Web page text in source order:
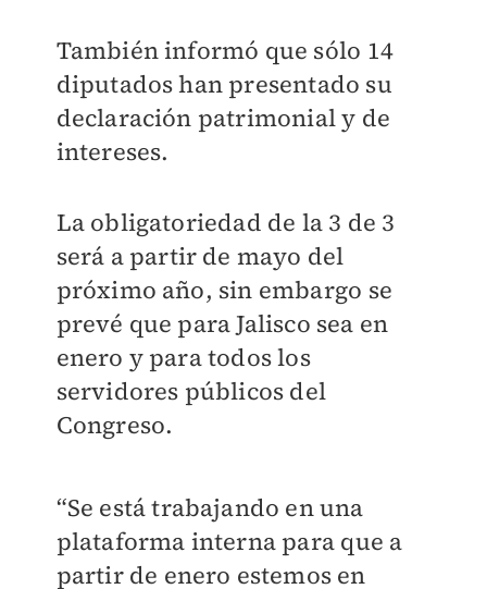
También informó que sólo 14
diputados han presentado su
declaración patrimonial y de
intereses.
La obligatoriedad de la 3 de 3
será a partir de mayo del
próximo año, sin embargo se
prevé que para Jalisco sea en
enero y para todos los
servidores públicos del
Congreso.
“Se está trabajando en una
plataforma interna para que a
partir de enero estemos en